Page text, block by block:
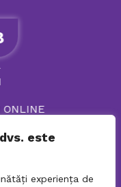
este
experiența de
ONLINE